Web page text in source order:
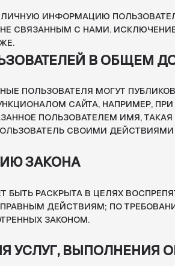
В ЦЕЛЯХ
ВЫПОЛНЕНИЯ
С ТЕМ, ЧТО ПЕРСОНАЛЬНАЯ
ПОЛЬЗОВАТЕЛЕМ. К ТАКИМ ЛИЦАМ,
ОРГАНИЗАЦИЙ,
СЛУЧАЕ СБОР, ХРАНЕНИЕ И ЗАЩИТА
ОСУЩЕСТВЛЯЕТСЯ СТОРОННИМИ